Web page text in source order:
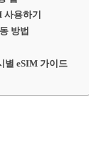
사용하기
방법
별 eSIM 가이드